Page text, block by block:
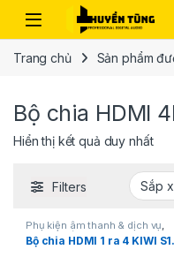
Trang chủ Sản phẩm
Bộ chia HDMI
Hiển thị kết quả duy nhất
Filters
Phụ kiện âm thanh & dịch vụ
Phụ kiện âm thanh karaoke
Bộ chia HDMI 1 ra 4 KIWI